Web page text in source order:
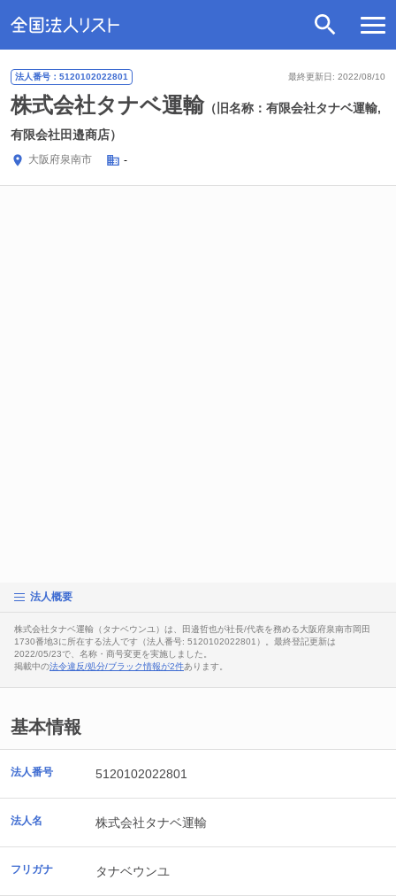
最終更新日: 2022/08/10
法人番号：5120102022801
株式会社タナベ運輸 （旧名称：有限会社タナベ運輸,
有限会社田邉商店）
大阪府泉南市 -
法人概要
株式会社タナベ運輸（タナベウンユ）は、田邉哲也が社長/代表を務める大阪府泉南市岡田
1730番地3に所在する法人です（法人番号: 5120102022801）。最終登記更新は
2022/05/23で、名称・商号変更を実施しました。
掲載中の法令違反/処分/ブラック情報が2件あります。
基本情報
法人番号 5120102022801
法人名 株式会社タナベ運輸
フリガナ タナベウンユ